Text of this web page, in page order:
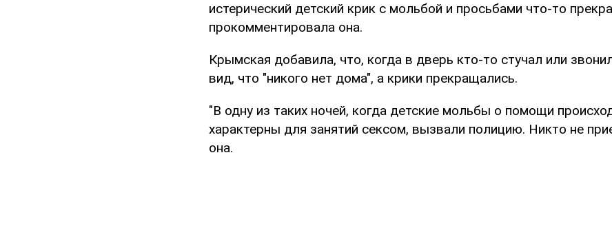
истерический детский крик с мольбой и просьбами что-то
прокомментировала она.
Крымская добавила, что, когда в дверь кто-то стучал или
вид, что "никого нет дома", а крики прекращались.
"В одну из таких ночей, когда детские мольбы о помощи
характерны для занятий сексом, вызвали полицию. Никто не
она.